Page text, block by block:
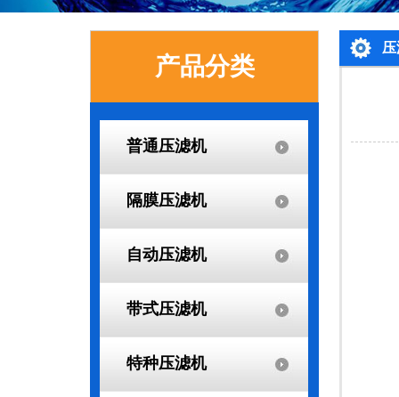
产品分类
普通压滤机
隔膜压滤机
自动压滤机
带式压滤机
特种压滤机